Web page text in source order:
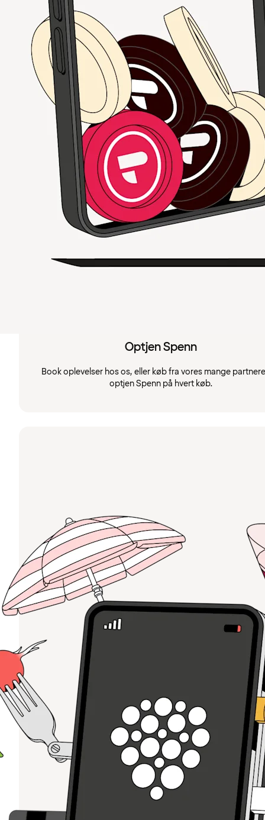
Optjen Spenn
Book oplevelser hos os, eller køb fra vores mange
optjen Spenn på hvert køb.